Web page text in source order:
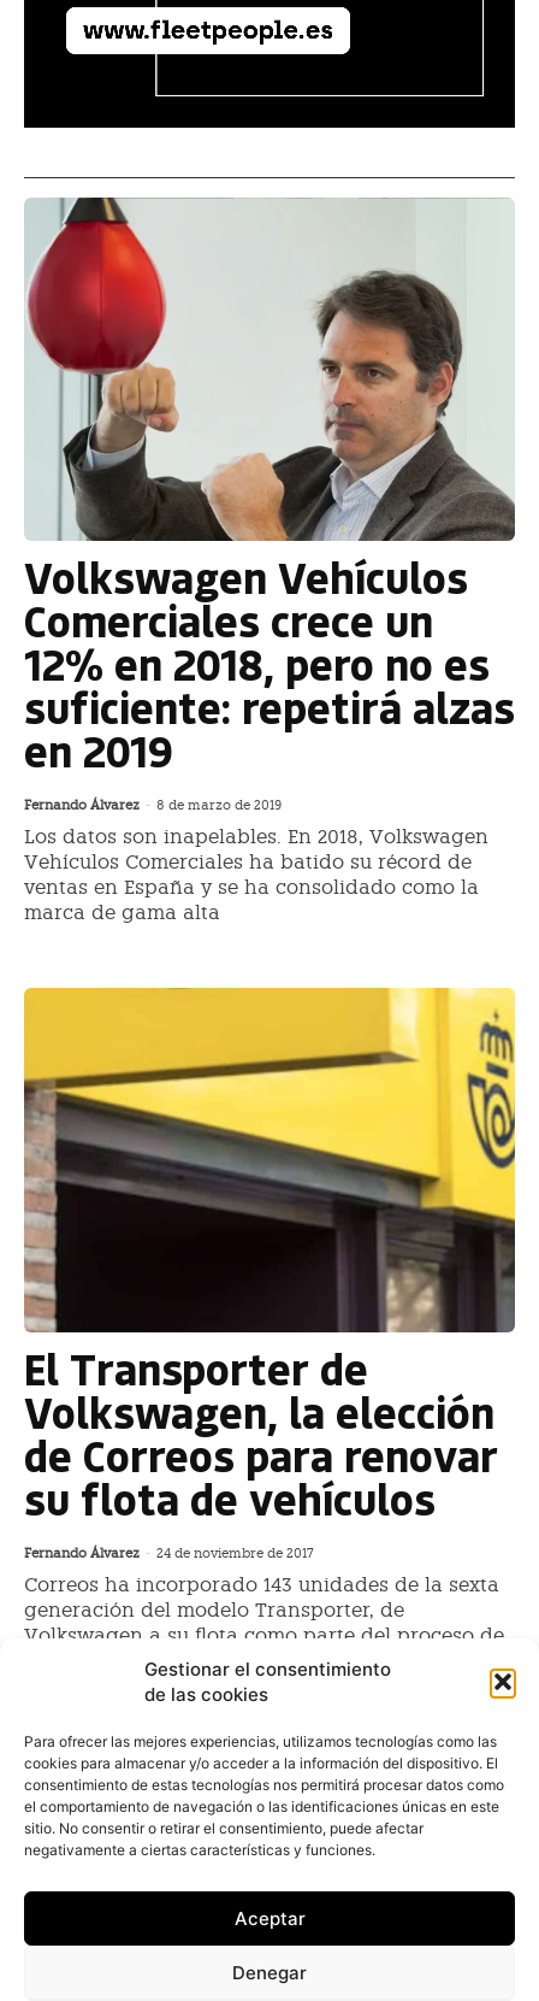
Gestionar el consentimiento
de las cookies
Para ofrecer las mejores experiencias, utilizamos tecnologías como las
cookies para almacenar y/o acceder a la información del dispositivo. El
consentimiento de estas tecnologías nos permitirá procesar datos como
el comportamiento de navegación o las identificaciones únicas en este
sitio. No consentir o retirar el consentimiento, puede afectar
negativamente a ciertas características y funciones.
Aceptar
Denegar
Volkswagen Vehículos
Comerciales crece un
12% en 2018, pero no es
suficiente: repetirá alzas
en 2019
Fernando Álvarez - 8 de marzo de 2019
Los datos son inapelables. En 2018, Volkswagen
Vehículos Comerciales ha batido su récord de
ventas en España y se ha consolidado como la
marca de gama alta
El Transporter de
Volkswagen, la elección
de Correos para renovar
su flota de vehículos
Fernando Álvarez - 24 de noviembre de 2017
Correos ha incorporado 143 unidades de la sexta
generación del modelo Transporter, de
Volkswagen a su flota como parte del proceso de
renovación de...
Volkswagen incrementará en un
tercio sus ventas de comerciales
en 2016
Juan Arús - 18 de febrero de 2016
Comerciales prevé matricular en el entorno del 8% de
todas las ventas del mercado de comerciales en
España en 2016, lo que supondría un volumen de
13.600 unidades, un 29,4% más respecto de las cifras